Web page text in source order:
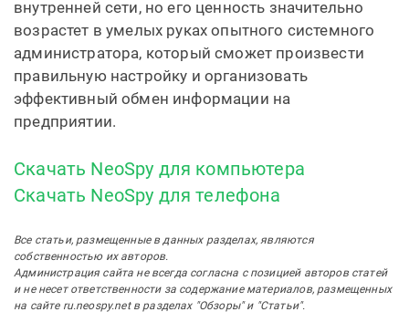
внутренней сети, но его ценность значительно
возрастет в умелых руках опытного системного
администратора, который сможет произвести
правильную настройку и организовать
эффективный обмен информации на
предприятии.
Скачать NeoSpy для компьютера
Скачать NeoSpy для телефона
Все статьи, размещенные в данных разделах, являются
собственностью их авторов.
Администрация сайта не всегда согласна с позицией авторов статей
и не несет ответственности за содержание материалов, размещенных
на сайте ru.neospy.net в разделах "Обзоры" и "Статьи".